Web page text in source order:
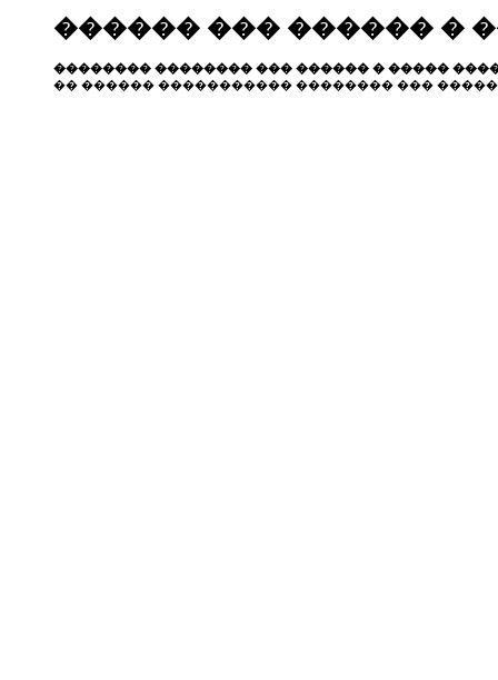
������ ��� ������ �
�������� �������� ��� ������ � �����
�� ������ ����������� �������� ���